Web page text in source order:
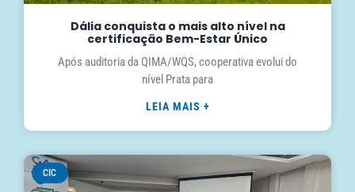
Dália conquista o mais alto nível na
certificação Bem-Estar Único
Após auditoria da QIMA/WQS, cooperativa evolui do
nível Prata para
LEIA MAIS +
CIC